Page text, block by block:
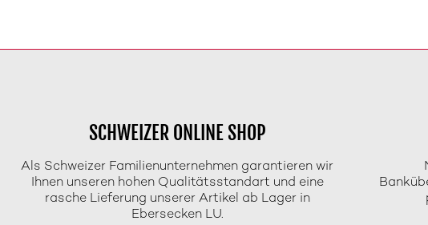
SCHWEIZER ONLINE SHOP
Als Schweizer Familienunternehmen garantieren wir
Ihnen unseren hohen Qualitätsstandart und eine
rasche Lieferung unserer Artikel ab Lager in
Ebersecken LU.